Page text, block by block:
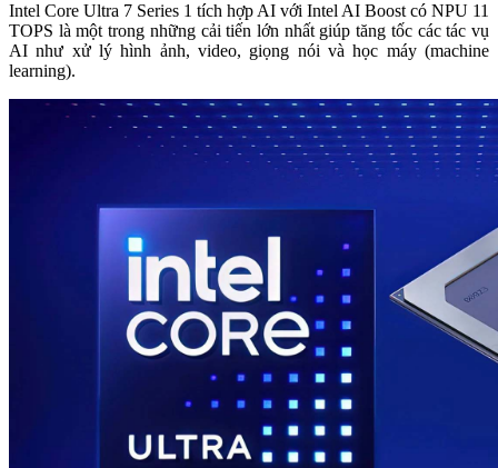
Intel Core Ultra 7 Series 1 tích hợp AI với Intel AI Boost có NPU 11
TOPS là một trong những cải tiến lớn nhất giúp tăng tốc các tác vụ
AI như xử lý hình ảnh, video, giọng nói và học máy (machine
learning).